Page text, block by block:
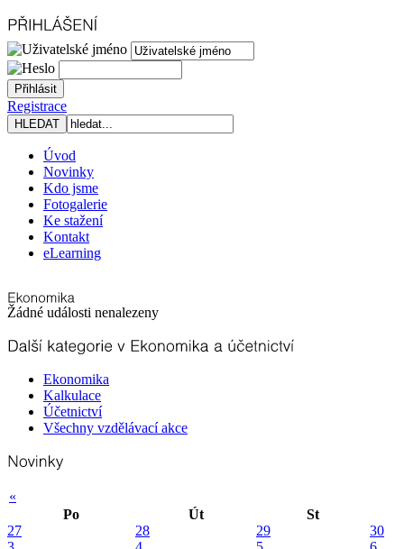
Registrace
Úvod
Novinky
Kdo jsme
Fotogalerie
Ke stažení
Kontakt
eLearning
Žádné události nenalezeny
Ekonomika
Kalkulace
Účetnictví
Všechny vzdělávací akce
«
Po
Út
St
27
28 29
30